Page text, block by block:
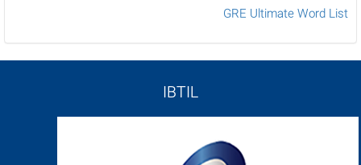
GRE Ultimate Word List
IBTIL